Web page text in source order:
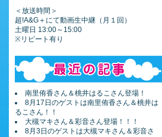
＜放送時間＞
超!A&G＋にて動画生中継（月１回）
土曜日 13:00～15:00
※リピート有り
南里侑香さん＆桃井はるこさん登場！
8月17日のゲストは南里侑香さん＆桃井は
るこさん！！
大槻マキさん＆彩音さん登場！！！
8月3日のゲストは大槻マキさん＆彩音さ